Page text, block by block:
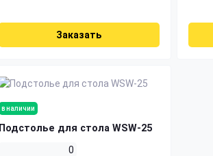
Заказать
в наличии
Подстолье для стола WSW-25
0